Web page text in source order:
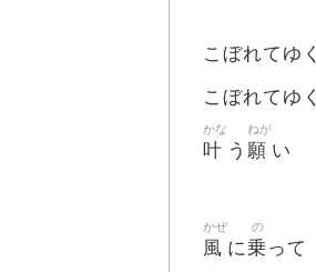
こぼれてゆく
こぼれてゆく
叶
かな
う 願
ねが
い
風
かぜ
に乗
の
って